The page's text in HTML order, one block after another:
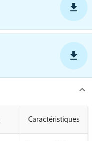
Caractéristiques